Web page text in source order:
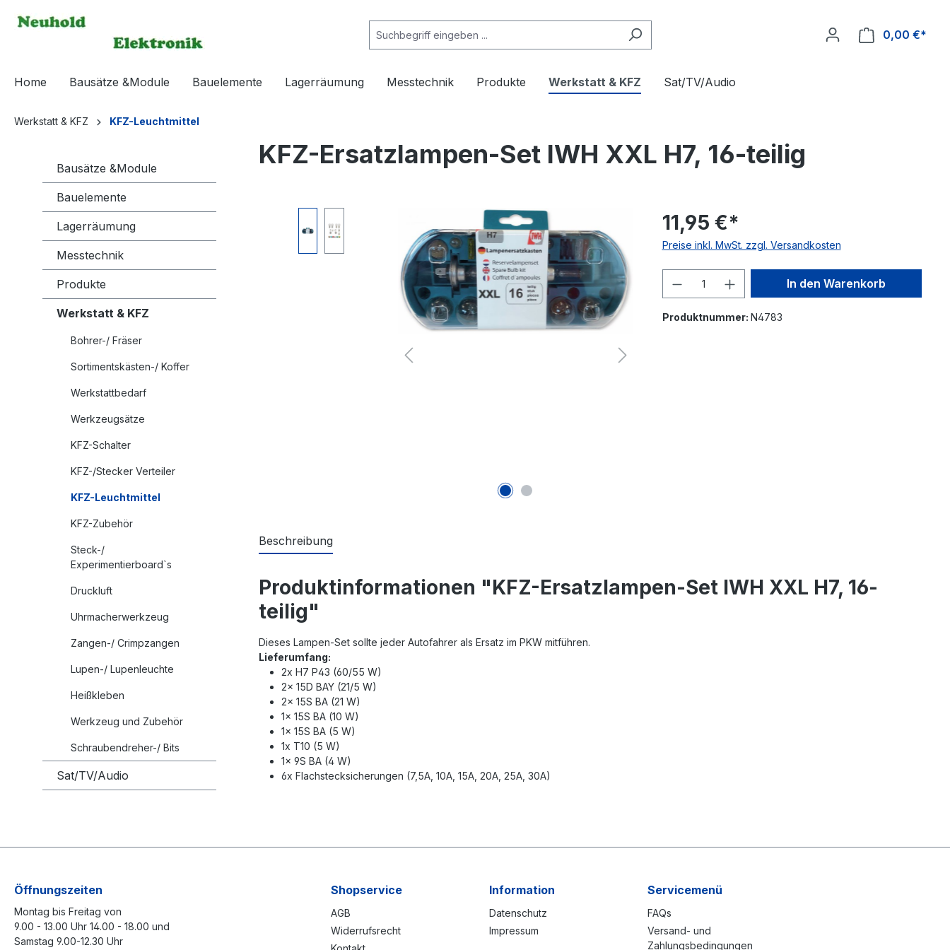
Zur Hauptnavigation springen
0,00 €*
Home Bausätze &Module Bauelemente Lagerräumung Messtechnik Produkte Werkstatt & KFZ Sat/TV/Audio
Werkstatt & KFZ KFZ-Leuchtmittel
Bausätze &Module
Bauelemente
Lagerräumung
Messtechnik
Produkte
Werkstatt & KFZ
Bohrer-/ Fräser
Sortimentskästen-/ Koffer
Werkstattbedarf
Werkzeugsätze
KFZ-Schalter
KFZ-/Stecker Verteiler
KFZ-Leuchtmittel
KFZ-Zubehör
Steck-/
Experimentierboard`s
Druckluft
Uhrmacherwerkzeug
Zangen-/ Crimpzangen
Lupen-/ Lupenleuchte
Heißkleben
Werkzeug und Zubehör
Schraubendreher-/ Bits
Sat/TV/Audio
KFZ-Ersatzlampen-Set IWH XXL H7, 16-teilig
11,95 €*
Preise inkl. MwSt. zzgl. Versandkosten
Produkt Anzahl: Gib den
In den Warenkorb
Produktnummer: N4783
Beschreibung
Produktinformationen "KFZ-Ersatzlampen-Set IWH XXL H7, 16-
teilig"
Dieses Lampen-Set sollte jeder Autofahrer als Ersatz im PKW mitführen.
Lieferumfang:
2x H7 P43 (60/55 W)
2x 15D BAY (21/5 W)
2x 15S BA (21 W)
1x 15S BA (10 W)
1x 15S BA (5 W)
1x T10 (5 W)
1x 9S BA (4 W)
6x Flachstecksicherungen (7,5A, 10A, 15A, 20A, 25A, 30A)
Öffnungszeiten
Montag bis Freitag von
9.00 - 13.00 Uhr 14.00 - 18.00 und
Samstag 9.00-12.30 Uhr
Shopservice
AGB
Widerrufsrecht
Information
Datenschutz
Impressum
Servicemenü
FAQs
Versand- und
Zahlungsbedingungen